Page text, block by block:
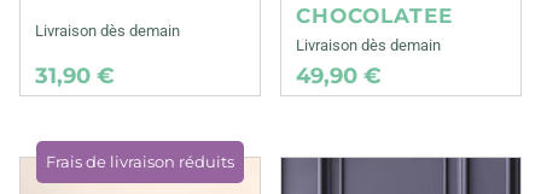
Livraison dès demain
31,90 €
CHOCOLATEE
Livraison dès demain
49,90 €
Frais de livraison réduits